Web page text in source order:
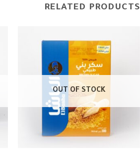
RELATED PRODUCTS
OUT OF STOCK